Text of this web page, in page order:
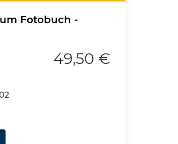
Fotobuch -
49,50 €